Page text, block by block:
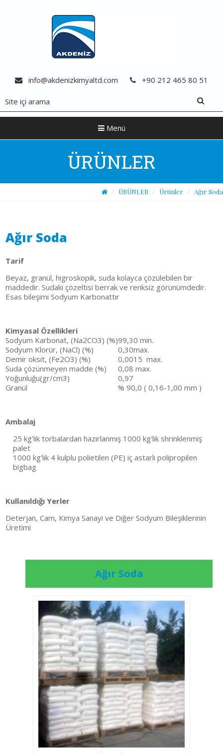
info@akdenizkimyaltd.com +90 212 465 80 51
Menü
ÜRÜNLER
ÜRÜNLER Ürünler Ağır Soda
Ağır Soda
Tarif
Beyaz, granül, higroskopik, suda kolayca çözülebilen bir
maddedir. Sudaki çözeltisi berrak ve renksiz görünümdedir.
Esas bileşimi Sodyum Karbonattır
Kimyasal Özellikleri
Sodyum Karbonat, (Na2CO3) (%)99,30 min.
Sodyum Klorür, (NaCl) (%)
0,30max.
Demir oksit, (Fe2O3) (%)
0,0015 max.
Suda çözünmeyen madde (%)
0,08 max.
Yoğunluğu(gr/cm3)
0,97
Granül
% 90,0 ( 0,16-1,00 mm )
Ambalaj
25 kg'lık torbalardan hazırlanmış 1000 kg'lık shrinklenmiş
palet
1000 kg'lık 4 kulplu polietilen (PE) iç astarlı polipropilen
bigbag
Kullanıldığı Yerler
Deterjan, Cam, Kimya Sanayi ve Diğer Sodyum Bileşiklerinin
Üretimi
Ağır Soda